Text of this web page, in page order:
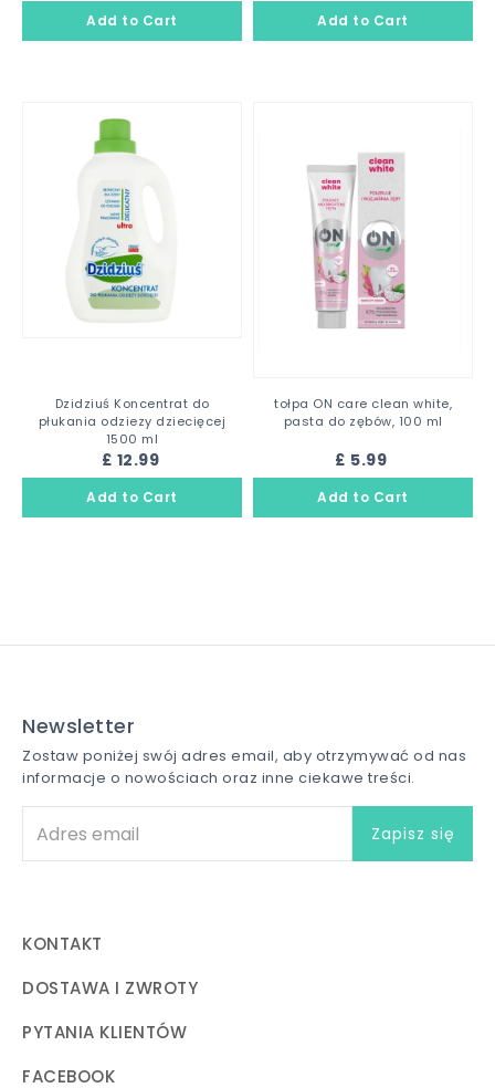
Dzidziuś Koncentrat do
płukania odziezy dziecięcej
1500 ml
£ 12.99
tołpa ON care clean white,
pasta do zębów, 100 ml
£ 5.99
Newsletter
Zostaw poniżej swój adres email, aby otrzymywać od nas
informacje o nowościach oraz inne ciekawe treści.
KONTAKT
DOSTAWA I ZWROTY
PYTANIA KLIENTÓW
FACEBOOK